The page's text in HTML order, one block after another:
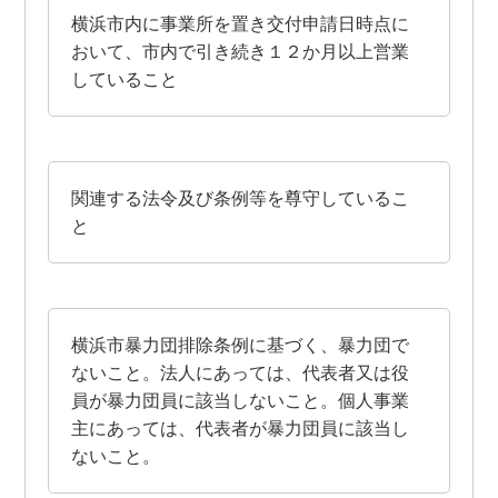
横浜市内に事業所を置き交付申請日時点に
おいて、市内で引き続き１２か月以上営業
していること
関連する法令及び条例等を尊守しているこ
と
横浜市暴力団排除条例に基づく、暴力団で
ないこと。法人にあっては、代表者又は役
員が暴力団員に該当しないこと。個人事業
主にあっては、代表者が暴力団員に該当し
ないこと。